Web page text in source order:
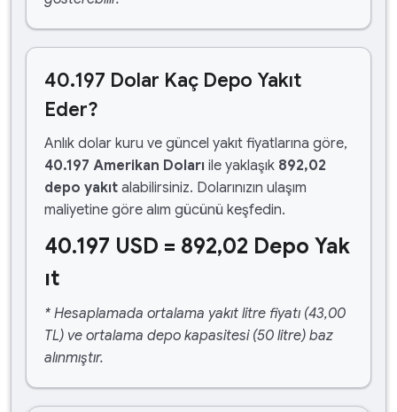
40.197 Dolar Kaç Depo Yakıt
Eder?
Anlık dolar kuru ve güncel yakıt fiyatlarına göre,
40.197 Amerikan Doları ile yaklaşık 892,02
depo yakıt alabilirsiniz. Dolarınızın ulaşım
maliyetine göre alım gücünü keşfedin.
40.197 USD = 892,02 Depo Yak
ıt
* Hesaplamada ortalama yakıt litre fiyatı (43,00
TL) ve ortalama depo kapasitesi (50 litre) baz
alınmıştır.